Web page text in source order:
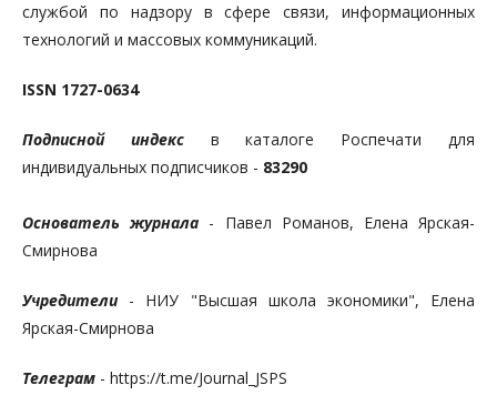
службой по надзору в сфере связи, информационных
технологий и массовых коммуникаций.
ISSN 1727-0634
Подписной индексв каталоге Роспечати для
индивидуальных подписчиков - 83290
Основатель журнала - Павел Романов, Елена Ярская-
Смирнова
Учредители- НИУ "Высшая школа экономики", Елена
Ярская-Смирнова
Телеграм - https://t.me/Journal_JSPS